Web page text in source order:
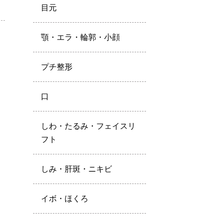
目元
顎・エラ・輪郭・小顔
プチ整形
口
しわ・たるみ・フェイスリ
フト
しみ・肝斑・ニキビ
イボ・ほくろ